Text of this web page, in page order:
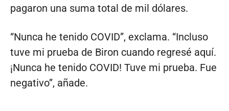
pagaron una suma total de mil dólares.
“Nunca he tenido COVID”, exclama. “Incluso
tuve mi prueba de Biron cuando regresé aquí.
¡Nunca he tenido COVID! Tuve mi prueba. Fue
negativo”, añade.